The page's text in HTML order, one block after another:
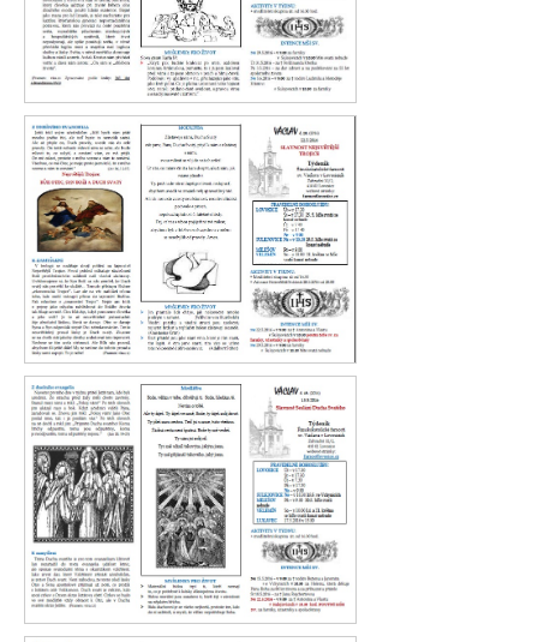
Václav 21. 2016
Václav 20. 2016